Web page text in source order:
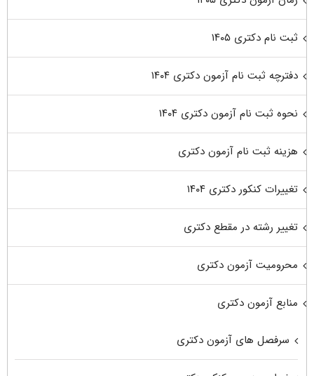
ثبت نام دکتری ۱۴۰۵
دفترچه ثبت نام آزمون دکتری ۱۴۰۴
نحوه ثبت نام آزمون دکتری ۱۴۰۴
هزینه ثبت نام آزمون دکتری
تغییرات کنکور دکتری ۱۴۰۴
تغییر رشته در مقطع دکتری
محرومیت آزمون دکتری
منابع آزمون دکتری
سرفصل های آزمون دکتری